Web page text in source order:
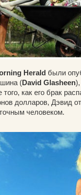
Herald были
(David Glasheen
того, как его брак
долларов, Дэвид
человеком.